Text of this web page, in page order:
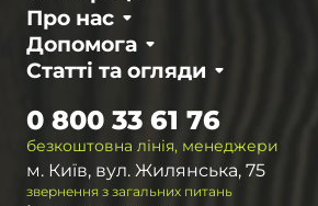
Про нас
Статті та огляди
Допомога
безкоштовна лінія, менеджери
0 800 33 61 76
м. Київ, вул. Жилянська, 75
звернення з загальних питань